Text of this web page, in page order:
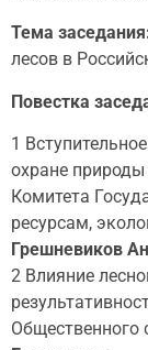
Тема
лесов в
Повестка
1
охране природы
Комитета
ресурсам,
Грешневиков
2 Влияние
Общественного